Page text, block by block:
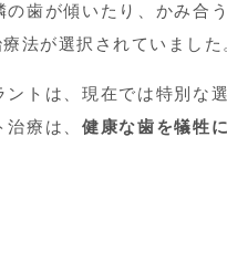
歯が傾いたり、かみ合
法が選択されていました
トは、現在では特別な
治療は、健康な歯を犠牲